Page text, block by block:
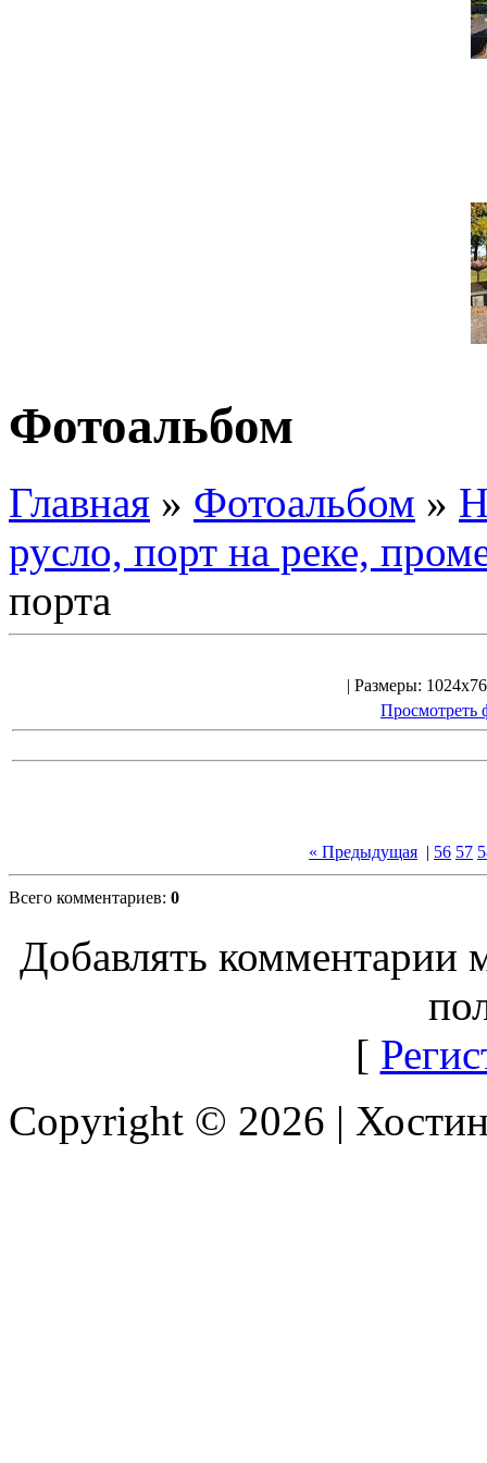
Фотоальбом
Главная » Фотоальбом »
русло, порт на реке,
порта
| Размеры:
Просмотреть
« Предыдущая | 56 57
Всего комментариев: 0
Добавлять комментарии
[
Copyright © 2026 |